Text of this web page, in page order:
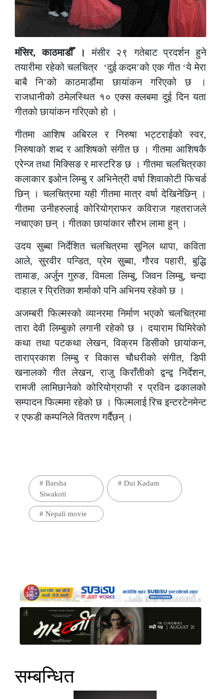
मंसिर, काठमाडौँ ।
मंसीर २९ गतेबाट प्रदर्शन हुने
तयारीमा रहेको चलचित्र ‘दुई कदम’को एक गीत ‘ये मेरा
बाबै नि’को काठमाडौंमा छायांकन गरिएको छ ।
राजधानीको ठमेलस्थित १० एक्स क्लबमा दुई दिन यता
गीतको छायांकन गरिएको हो ।
गीतमा आशिष अबिरल र निरुषा भट्टराईको स्वर,
निरुषाको शब्द र आशिषको संगीत छ । गीतमा आशिषकै
एरेन्ज तथा मिक्सिङ र मास्टरिङ छ । गीतमा चलचित्रका
कलाकार इओन लिम्बु र अभिनेत्री वर्षा शिवाकोटी फिचर्ड
छिन् । चलचित्रमा यही गीतमा मात्र वर्षा देखिनेछिन् ।
गीतमा उनीहरुलाई कोरियोग्राफर कविराज गहतराजले
नचाएका छन् । गीतका छायांकार सौरभ लामा हुन् ।
उदय सुब्बा निर्देशित चलचित्रमा सुनिल थापा, कविता
आले, सुरवीर पन्डित, प्रेम सुब्बा, गौरव पहारी, बुद्धि
तामाङ, अर्जुन गुरुङ, विमला लिम्बु, जिवन लिम्बु, चन्दा
दाहाल र प्रितिका शर्माको पनि अभिनय रहेको छ ।
अजम्बरी फिल्मस्को व्यानरमा निर्माण भएको चलचित्रमा
तारा देवी लिम्बुको लगानी रहेको छ । दयाराम घिमिरेको
कथा तथा पटकथा लेखन, विक्रम डिसीको छायांकन,
ताराप्रकाश लिम्बु र विकास चौधरीको संगीत, डिपी
खनालको गीत लेखन, राजु किराँतीको द्वन्द्व निर्देशन,
रामजी लामिछानेको कोरियोग्राफी र प्रविन ढकालको
सम्पादन फिल्ममा रहेको छ । फिल्मलाई रिच इन्टरटेनमेन्ट
र एफडी कम्पनिले वितरण गर्दैछन् ।
# Barsha
Siwakoti
# Dui Kadam
# Nepali movie
सम्बन्धित